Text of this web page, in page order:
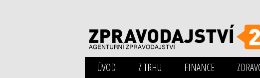
ÚVOD Z TRHU FINANCE